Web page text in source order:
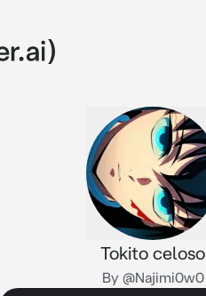
Tokito celoso
By @Najimi0w0